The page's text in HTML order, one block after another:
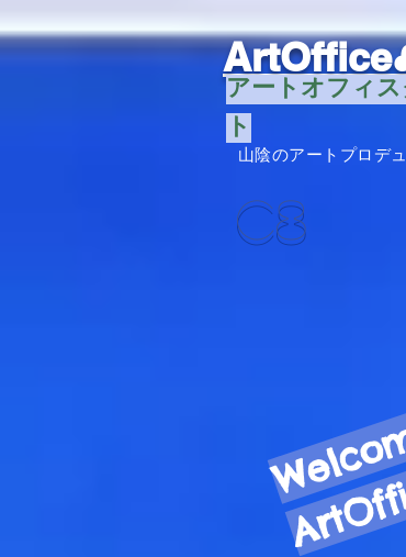
アートオフィ
ト
山陰のアートプロデ
​C8